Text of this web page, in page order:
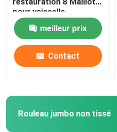
pour vaisselle
meilleur prix
Contact
Rouleau jumbo non tissé